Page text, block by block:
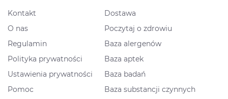
Kontakt
O nas
Regulamin
Polityka prywatności
Ustawienia prywatności
Pomoc
Dostawa
Poczytaj o zdrowiu
Baza alergenów
Baza aptek
Baza badań
Baza substancji czynnych